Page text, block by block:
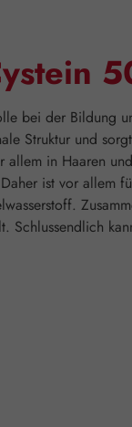
bei der
Struktur und
in Haaren
ist vor allem